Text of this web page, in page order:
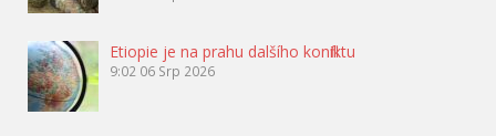
Etiopie je na prahu dalšího konfliktu
9:02 06 Srp 2026